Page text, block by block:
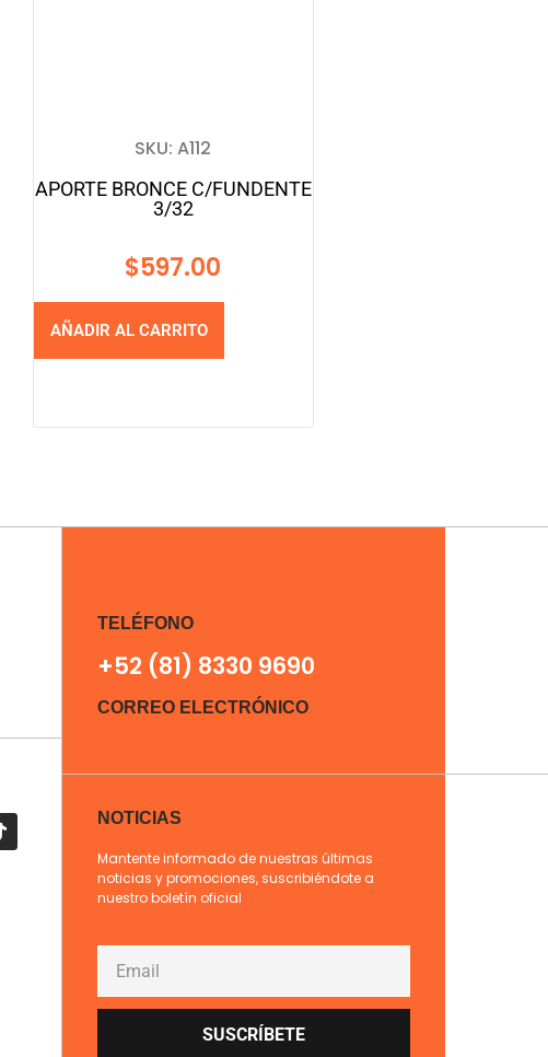
SKU: A112
APORTE BRONCE C/FUNDENTE
3/32
$597.00
AÑADIR AL CARRITO
TELÉFONO
+52 (81) 8330 9690
CORREO ELECTRÓNICO
NOTICIAS
Mantente informado de nuestras últimas
noticias y promociones, suscribiéndote a
nuestro boletín oficial
SUSCRÍBETE